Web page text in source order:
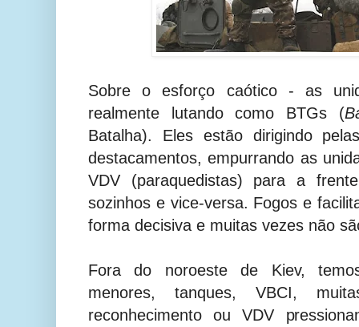
Sobre o esforço caótico - as
realmente lutando como BTGs (
Batalha). Eles estão dirigindo
destacamentos, empurrando as
VDV (paraquedistas) para a
sozinhos e vice-versa. Fogos e
forma decisiva e muitas vezes não
Fora do noroeste de Kiev,
menores, tanques, VBCI,
reconhecimento ou VDV